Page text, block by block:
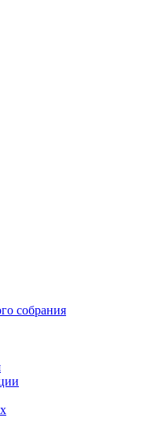
собрания